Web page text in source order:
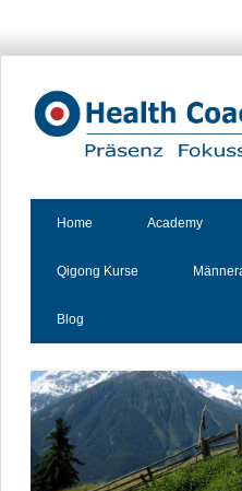
überspringen
Home Academy
Qigong Kurse
Blog